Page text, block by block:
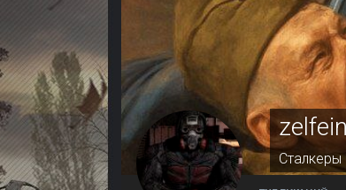
zelfein
Сталкеры